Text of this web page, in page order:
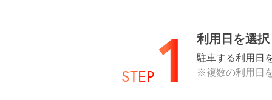
STEP 1 利用日を選択
駐車する利用日
※複数の利用日